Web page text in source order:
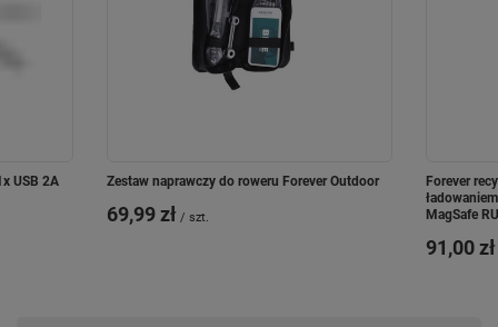
USB 2A Zestaw naprawczy do roweru Forever Outdoor
69,99 zł / szt.
Forever
MagSafe
91,00 zł